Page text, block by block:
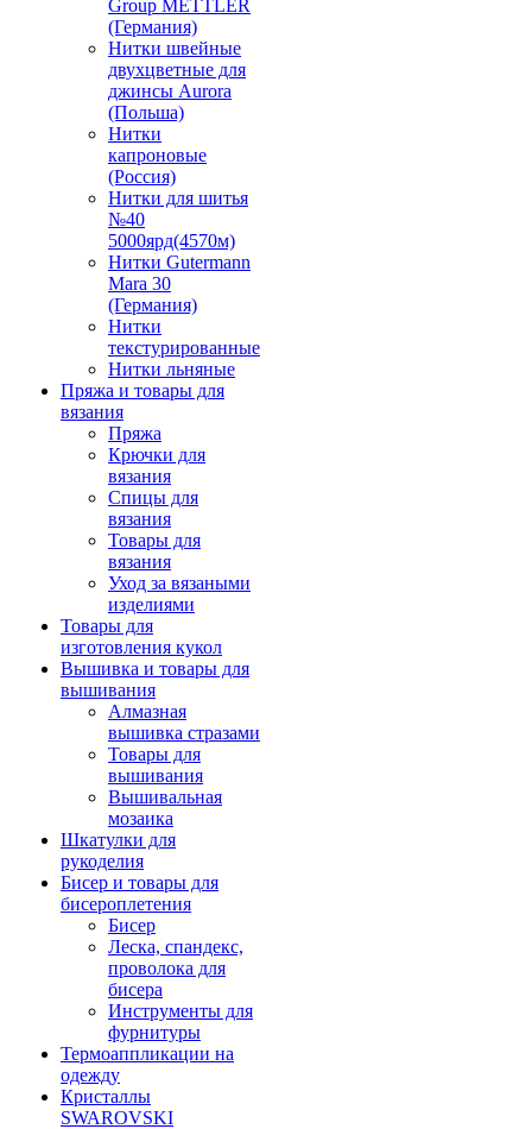
Group METTLER
(Германия)
Нитки швейные
двухцветные для
джинсы Aurora
(Польша)
Нитки
капроновые
(Россия)
Нитки для шитья
№40
5000ярд(4570м)
Нитки Gutermann
Mara 30
(Германия)
Нитки
текстурированные
Нитки льняные
Пряжа и товары для
вязания
Пряжа
Крючки для
вязания
Спицы для
вязания
Товары для
вязания
Уход за вязаными
изделиями
Товары для
изготовления кукол
Вышивка и товары для
вышивания
Алмазная
вышивка стразами
Товары для
вышивания
Вышивальная
мозаика
Шкатулки для
рукоделия
Бисер и товары для
бисероплетения
Бисер
Леска, спандекс,
проволока для
бисера
Инструменты для
фурнитуры
Термоаппликации на
одежду
Кристаллы
SWAROVSKI